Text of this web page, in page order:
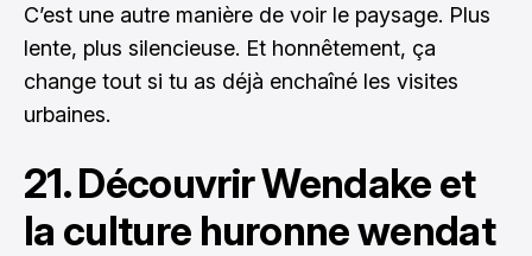
C’est une autre manière de voir le paysage. Plus
lente, plus silencieuse. Et honnêtement, ça
change tout si tu as déjà enchaîné les visites
urbaines.
21. Découvrir Wendake et
la culture huronne wendat